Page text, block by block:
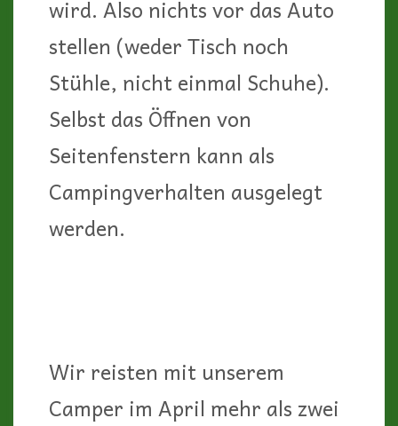
wird. Also nichts vor das Auto
stellen (weder Tisch noch
Stühle, nicht einmal Schuhe).
Selbst das Öffnen von
Seitenfenstern kann als
Campingverhalten ausgelegt
werden.
Wir reisten mit unserem
Camper im April mehr als zwei